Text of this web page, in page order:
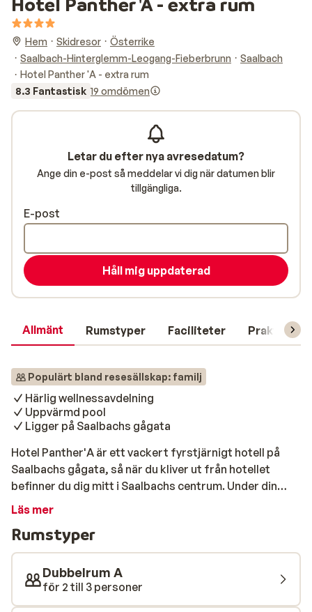
Hem Skidresor
Österrike
Saalbach-Hinterglemm-Leogang-Fieberbrunn
Saalbach
Hotel Panther 'A - extra rum
8.3 Fantastisk 19 omdömen
Allmänt Rumstyper Faciliteter Praktisk
Populärt bland resesällskap: familj
Härlig wellnessavdelning
Uppvärmd pool
Ligger på Saalbachs gågata
Hotel Panther'A är ett vackert fyrstjärnigt hotell på
Saalbachs gågata, så när du kliver ut från hotellet
befinner du dig mitt i Saalbachs centrum. Under din
vistelse på detta lyxhotell kan du använda dig av olika
stort hälsocenter, flera restauranger och en mysig
stuga med utsikt över gågatan. Skidliften ligger mindre
än 350 meter bort och om det finns tillräckligt med snö
kan du åka ner direkt till hotellets entré. Efter en aktiv
dag i bergen är den uppvärmda utomhuspoolen helt
Läs mer
Rumstyper
Dubbelrum A
för 2 till 3 personer
Letar du efter nya avresedatum?
Ange din e-post så meddelar vi dig när datumen blir
tillgängliga.
E-post
Håll mig uppdaterad